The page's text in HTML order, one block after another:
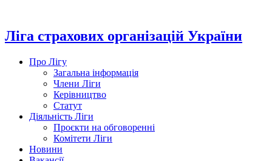
вмісту
Ліга страхових організацій України
Про Лігу
Загальна інформація
Члени Ліги
Керівництво
Статут
Діяльність Ліги
Проєкти на обговоренні
Комітети Ліги
Новини